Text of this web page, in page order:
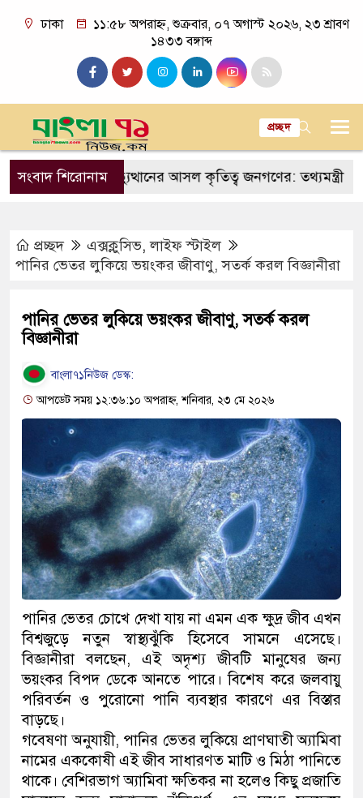
ঢাকা
১১:৫৮ অপরাহ্ন, শুক্রবার, ০৭ অগাস্ট ২০২৬, ২৩ শ্রাবণ
১৪৩৩ বঙ্গাব্দ
প্রচ্ছদ
সংবাদ শিরোনাম
জুলাই গণঅভ্যুত্থানের আসল কৃতিত্ব জনগণের: তথ্যমন্ত্রী
প্রচ্ছদ এক্সক্লুসিভ,লাইফ স্টাইল
পানির ভেতর লুকিয়ে ভয়ংকর জীবাণু, সতর্ক করল বিজ্ঞানীরা
পানির ভেতর লুকিয়ে ভয়ংকর জীবাণু, সতর্ক করল
বিজ্ঞানীরা
বাংলা৭১নিউজ ডেস্ক:
আপডেট সময় ১২:৩৬:১০ অপরাহ্ন, শনিবার, ২৩ মে ২০২৬
পানির ভেতর চোখে দেখা যায় না এমন এক ক্ষুদ্র জীব এখন
বিশ্বজুড়ে নতুন স্বাস্থ্যঝুঁকি হিসেবে সামনে এসেছে।
বিজ্ঞানীরা বলছেন, এই অদৃশ্য জীবটি মানুষের জন্য
ভয়ংকর বিপদ ডেকে আনতে পারে। বিশেষ করে জলবায়ু
পরিবর্তন ও পুরোনো পানি ব্যবস্থার কারণে এর বিস্তার
বাড়ছে।
গবেষণা অনুযায়ী, পানির ভেতর লুকিয়ে প্রাণঘাতী অ্যামিবা
নামের এককোষী এই জীব সাধারণত মাটি ও মিঠা পানিতে
থাকে। বেশিরভাগ অ্যামিবা ক্ষতিকর না হলেও কিছু প্রজাতি